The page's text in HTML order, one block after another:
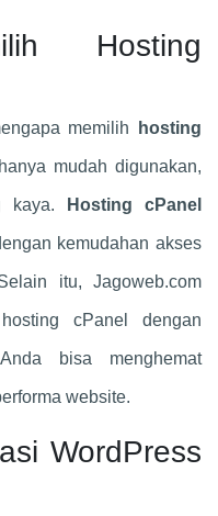
Hosting
memilih hosting
mudah digunakan,
kaya. Hosting cPanel
kemudahan akses
itu, Jagoweb.com
cPanel dengan
bisa menghemat
website.
WordPress